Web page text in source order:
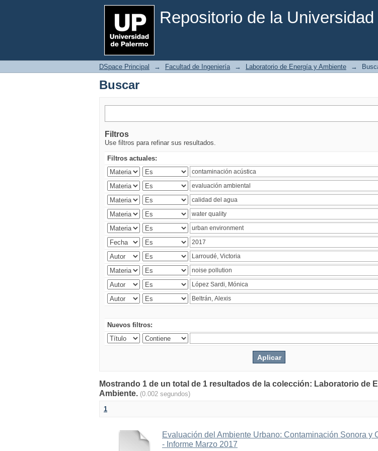
Repositorio de la
Buscar
DSpace Principal → Facultad de Ingeniería → Laboratorio de Energía y Ambiente →
Buscar
Filtros
Use filtros para refinar sus resultados.
Filtros actuales:
Nuevos filtros:
Mostrando 1 de un total de 1 resultados de la colección: Laboratorio de
Ambiente. (0.002 segundos)
1
Evaluación del Ambiente Urbano: Contaminación Sonora y
- Informe Marzo 2017